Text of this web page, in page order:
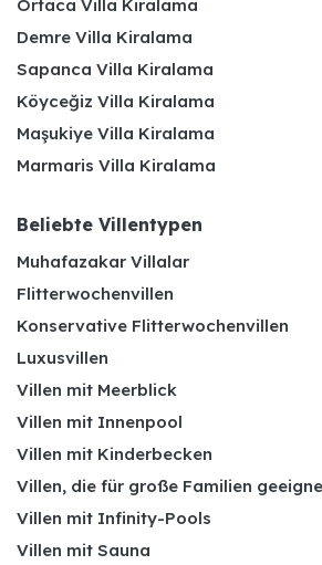
Ortaca Villa Kiralama
Demre Villa Kiralama
Sapanca Villa Kiralama
Köyceğiz Villa Kiralama
Maşukiye Villa Kiralama
Marmaris Villa Kiralama
Beliebte Villentypen
Muhafazakar Villalar
Flitterwochenvillen
Konservative Flitterwochenvillen
Luxusvillen
Villen mit Meerblick
Villen mit Innenpool
Villen mit Kinderbecken
Villen, die für große Familien
Villen mit Infinity-Pools
Villen mit Sauna